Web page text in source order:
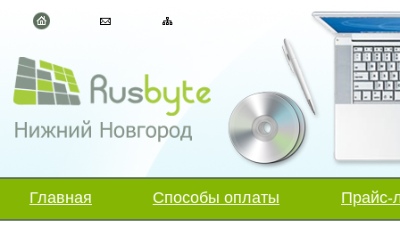
Главная Способы оплаты Прайс-